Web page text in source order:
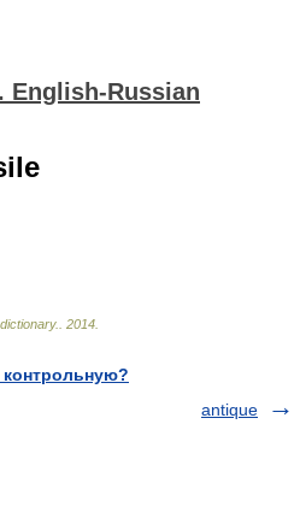
English-Russian
2014
antique